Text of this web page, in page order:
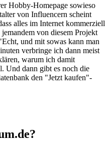
Hobby-Homepage sowieso
von Influencern scheint
alles im Internet kommerziell
von diesem Projekt
und mit sowas kann man
verbringe ich dann meist
warum ich damit
Und dann gibt es noch die
den "Jetzt kaufen"-